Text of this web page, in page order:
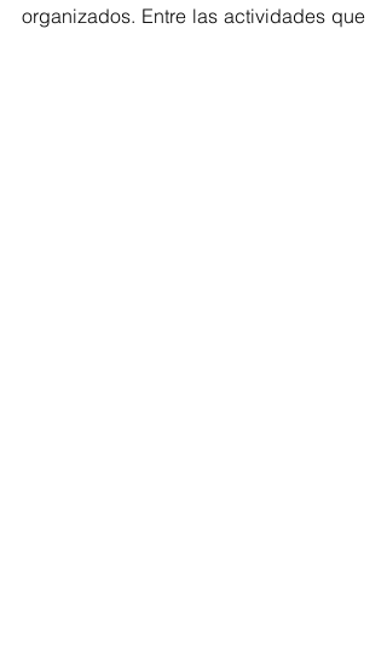
organizados. Entre las actividades que